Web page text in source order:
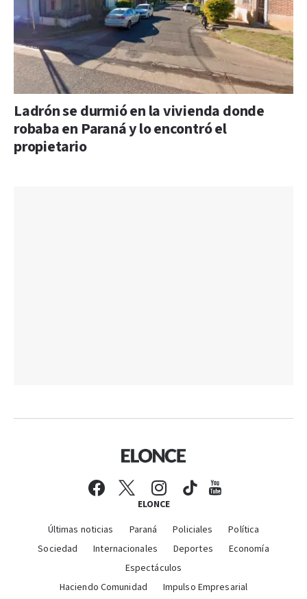
Ladrón se durmió en la vivienda donde
robaba en Paraná y lo encontró el
propietario
ELONCE
Últimas noticias Paraná Policiales
Política
Sociedad
Internacionales Deportes
Economía
Espectáculos
Haciendo Comunidad
Impulso Empresarial